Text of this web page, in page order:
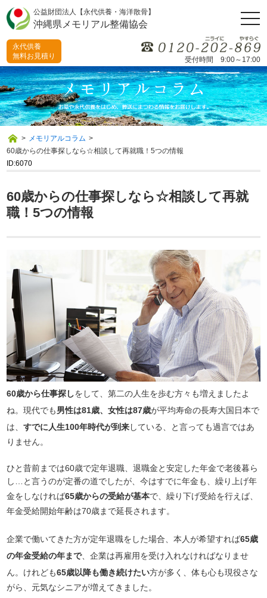
公益財団法人【永代供養・海洋散骨】
沖縄県メモリアル整備協会
受付時間 9:00～17:00
永代供養
無料お見積り
> メモリアルコラム >
60歳からの仕事探しなら☆相談して再就職！5つの情報
ID:6070
60歳からの仕事探しなら☆相談して再就
職！5つの情報
60歳から仕事探しをして、第二の人生を歩む方々も増えましたよ
ね。現代でも男性は81歳、女性は87歳が平均寿命の長寿大国日本で
は、すでに人生100年時代が到来している、と言っても過言ではあ
りません。
ひと昔前までは60歳で定年退職、退職金と安定した年金で老後暮ら
し…と言うのが定番の道でしたが、今はすでに年金も、繰り上げ年
金をしなければ65歳からの受給が基本で、繰り下げ受給を行えば、
年金受給開始年齢は70歳まで延長されます。
企業で働いてきた方が定年退職をした場合、本人が希望すれば65歳
の年金受給の年まで、企業は再雇用を受け入れなければなりませ
ん。けれども65歳以降も働き続けたい方が多く、体も心も現役さな
がら、元気なシニアが増えてきました。